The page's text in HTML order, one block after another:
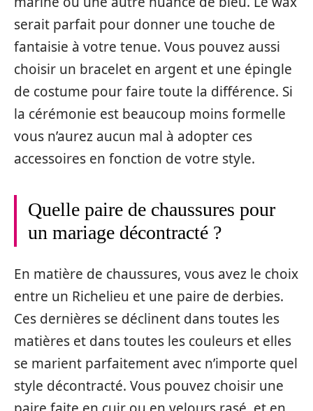
serait parfait pour donner une touche de
fantaisie à votre tenue. Vous pouvez aussi
choisir un bracelet en argent et une épingle
de costume pour faire toute la différence. Si
la cérémonie est beaucoup moins formelle
vous n’aurez aucun mal à adopter ces
accessoires en fonction de votre style.
Quelle paire de chaussures pour
un mariage décontracté ?
En matière de chaussures, vous avez le choix
entre un Richelieu et une paire de derbies.
Ces dernières se déclinent dans toutes les
matières et dans toutes les couleurs et elles
se marient parfaitement avec n’importe quel
style décontracté. Vous pouvez choisir une